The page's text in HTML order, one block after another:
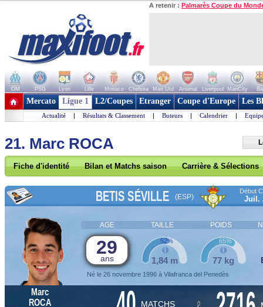
A retenir : Palmarès Coupe du
OM PSG Lyon Lille Monaco Chelsea Man Utd Arsenal Liverpool ManCity
+ de clubs
Mercato Ligue 1 L2/Coupes Etranger Coupe d'Europe Les
Actualité | Résultats & Classement | Buteurs | Calendrier |
21. Marc ROCA
Fiche d'identité Bilan et Matchs saison Carrière & Sélections
BETIS SÉVILLE (ESP)
Début
Juil.
AGE TAILLE POIDS
29
ans
Né le 26 novembre 1996 à Vilafranca del Penedès
1,84 m
52%
77 kg
65%
Marc
ROCA
MATCHS